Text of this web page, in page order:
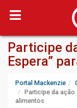
Participe
Espera”
Portal Mackenzie
Participe da ação
alimentos